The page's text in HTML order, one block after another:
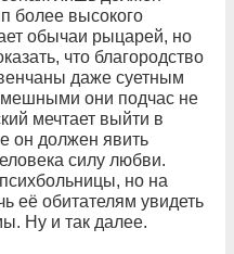
более высокого
обычаи рыцарей, но
что благородство
даже суетным
они подчас не
мечтает выйти в
он должен явить
силу любви.
но на
её обитателям увидеть
Ну и так далее.